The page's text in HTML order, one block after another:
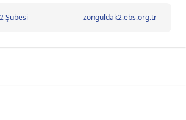
Şubesi zonguldak2.ebs.org.tr